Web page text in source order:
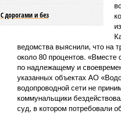
С дорогами и без
ведомства выяснили, что на
около 80 процентов. «Вместе
по надлежащему и
указанных объектах АО
водопроводной сети не
коммунальщики
суд, в котором потребовали